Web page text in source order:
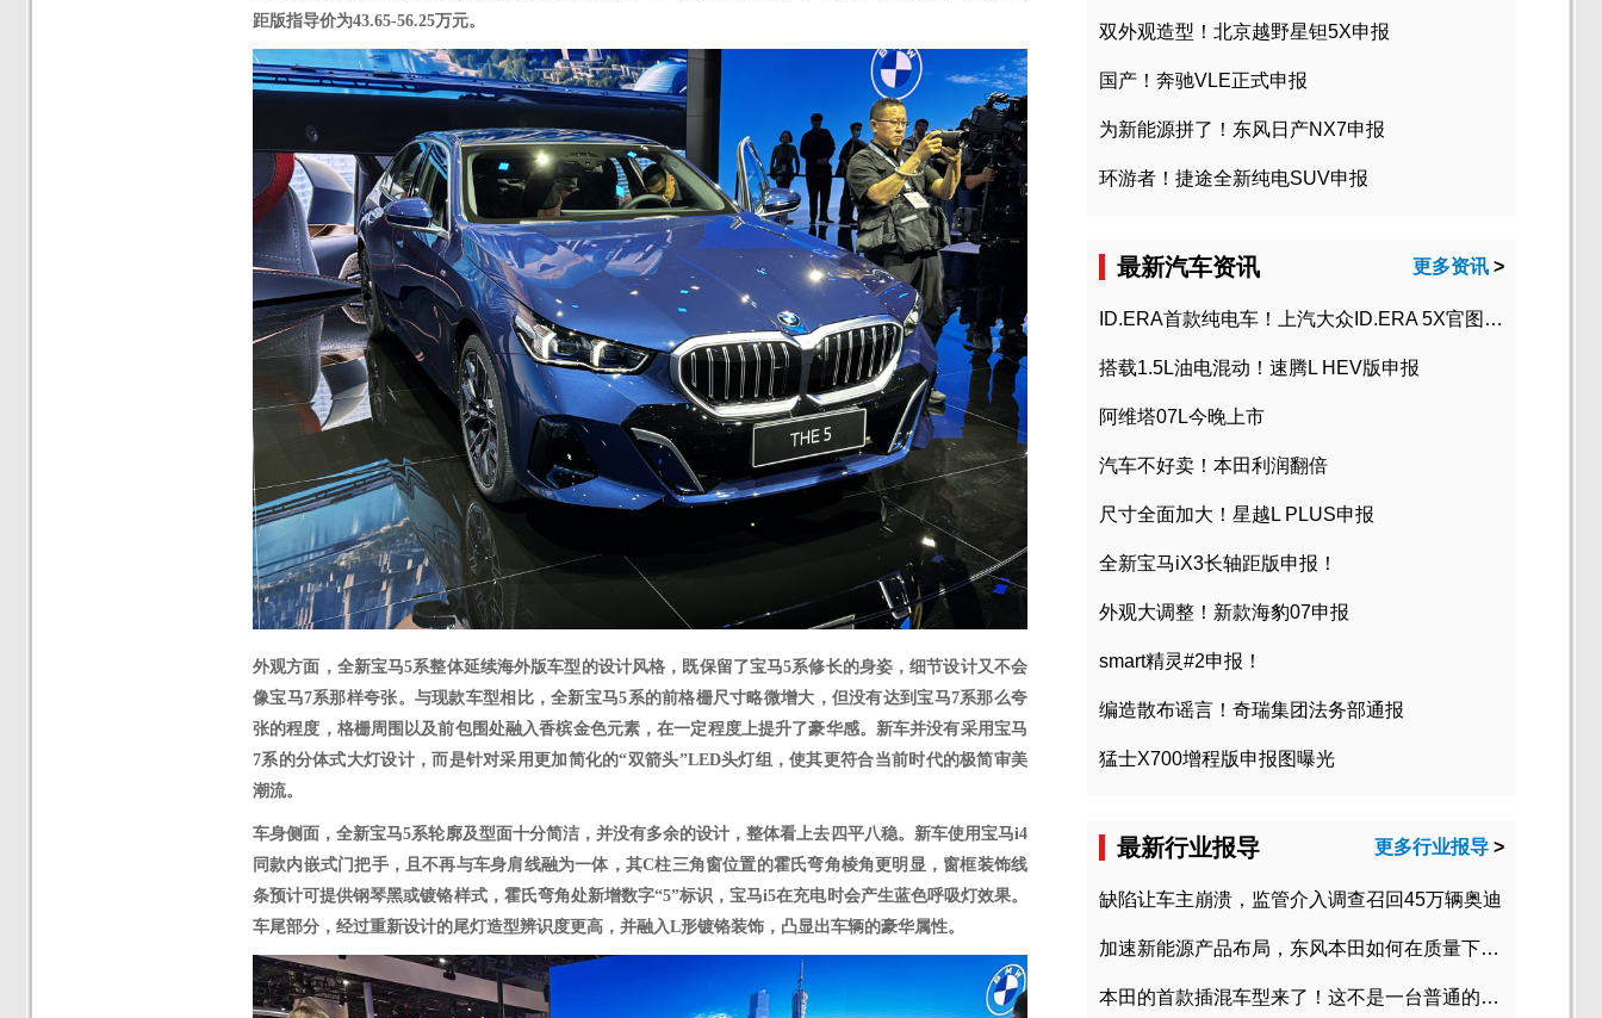
距版指导价为43.65-56.25万元。
外观方面，全新宝马5系整体延续海外版车型的设计风格，既保留了宝马5系修长的身姿，细节设计又不会
像宝马7系那样夸张。与现款车型相比，全新宝马5系的前格栅尺寸略微增大，但没有达到宝马7系那么夸
张的程度，格栅周围以及前包围处融入香槟金色元素，在一定程度上提升了豪华感。新车并没有采用宝马
7系的分体式大灯设计，而是针对采用更加简化的“双箭头”LED头灯组，使其更符合当前时代的极简审美
潮流。
车身侧面，全新宝马5系轮廓及型面十分简洁，并没有多余的设计，整体看上去四平八稳。新车使用宝马i4
同款内嵌式门把手，且不再与车身肩线融为一体，其C柱三角窗位置的霍氏弯角棱角更明显，窗框装饰线
条预计可提供钢琴黑或镀铬样式，霍氏弯角处新增数字“5”标识，宝马i5在充电时会产生蓝色呼吸灯效果。
车尾部分，经过重新设计的尾灯造型辨识度更高，并融入L形镀铬装饰，凸显出车辆的豪华属性。
双外观造型！北京越野星钽5X申报
国产！奔驰VLE正式申报
为新能源拼了！东风日产NX7申报
环游者！捷途全新纯电SUV申报
最新汽车资讯 更多资讯 >
ID.ERA首款纯电车！上汽大众ID.ERA 5X官图发布
搭载1.5L油电混动！速腾L HEV版申报
阿维塔07L今晚上市
汽车不好卖！本田利润翻倍
尺寸全面加大！星越L PLUS申报
全新宝马iX3长轴距版申报！
外观大调整！新款海豹07申报
smart精灵#2申报！
编造散布谣言！奇瑞集团法务部通报
猛士X700增程版申报图曝光
最新行业报导 更多行业报导 >
缺陷让车主崩溃，监管介入调查召回45万辆奥迪
加速新能源产品布局，东风本田如何在质量下转型？
本田的首款插混车型来了！这不是一台普通的CR-V